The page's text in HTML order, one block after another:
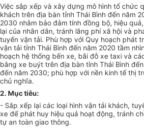
Việc sắp xếp và xây dựng mô hình tổ chức
khách trên địa bàn tỉnh Thái Bình đến năm
2030 nhằm bảo đảm tính đồng bộ, hiệu
lại của nhân dân, tránh lãng phí xã hội và
tuyến vận tải. Phù hợp với Quy hoạch phát
vận tải tỉnh Thái Bình đến năm 2020 tầm
hoạch hệ thống bến xe, bãi đỗ xe taxi và
bằng xe buýt trên địa bàn tỉnh Thái Bình
đến năm 2030; phù hợp với nền kinh tế thị
chủ nghĩa.
2. Mục tiêu:
- Sắp xếp lại các loại hình vận tải khách,
xe để phát huy hiệu quả hoạt động, tránh
tự an toàn giao thông.